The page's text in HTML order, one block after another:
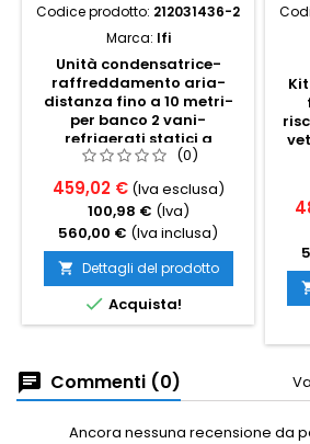
Codice prodotto: 212031436-2
Marca: Ifi
Unità condensatrice-
raffreddamento aria-
distanza fino a 10 metri-
per banco 2 vani-
refrigerati statici a
scomparsa(0)
459,02 € (Iva esclusa)
100,98 € (Iva)
560,00 € (Iva inclusa)
 Dettagli del prodotto
 Acquista!
Commenti (0)
Ancora nessuna recensione da